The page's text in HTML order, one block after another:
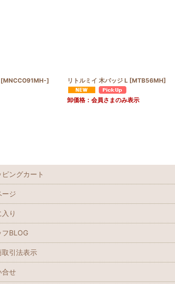
[MNCCO91MH-] リトルミイ 木バッジ L [MTB56MH]
卸価格：会員さまのみ表示
ピングカート
ージ
り
フBLOG
取引法表示
合せ